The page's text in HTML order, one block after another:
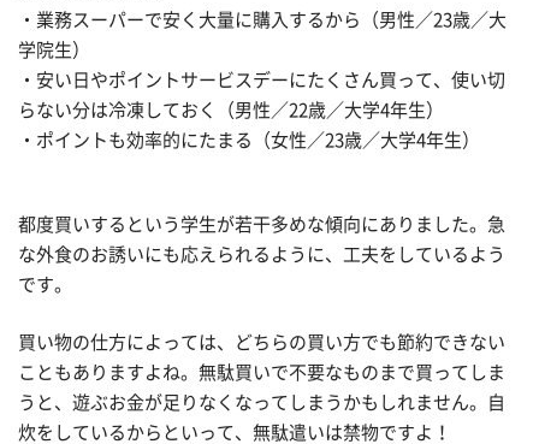
・業務スーパーで安く大量に購入するから（男性／23歳／大
学院生）
・安い日やポイントサービスデーにたくさん買って、使い切
らない分は冷凍しておく（男性／22歳／大学4年生）
・ポイントも効率的にたまる（女性／23歳／大学4年生）
都度買いするという学生が若干多めな傾向にありました。急
な外食のお誘いにも応えられるように、工夫をしているよう
です。
買い物の仕方によっては、どちらの買い方でも節約できない
こともありますよね。無駄買いで不要なものまで買ってしま
うと、遊ぶお金が足りなくなってしまうかもしれません。自
炊をしているからといって、無駄遣いは禁物ですよ！